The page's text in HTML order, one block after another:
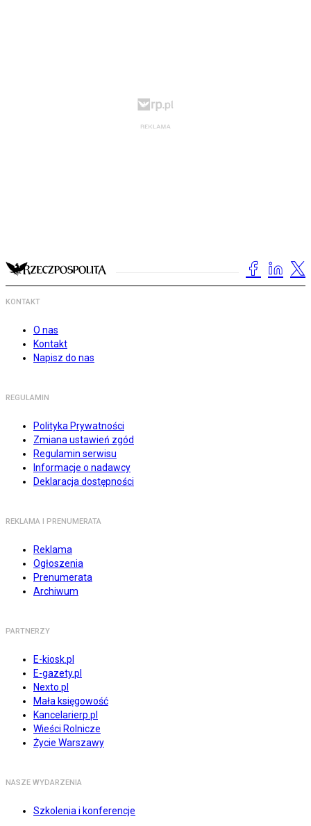
KONTAKT
O nas
Kontakt
Napisz do nas
REGULAMIN
Polityka Prywatności
Zmiana ustawień zgód
Regulamin serwisu
Informacje o nadawcy
Deklaracja dostępności
REKLAMA I PRENUMERATA
Reklama
Ogłoszenia
Prenumerata
Archiwum
PARTNERZY
E-kiosk.pl
E-gazety.pl
Nexto.pl
Mała księgowość
Kancelarierp.pl
Wieści Rolnicze
Życie Warszawy
NASZE WYDARZENIA
Szkolenia i konferencje